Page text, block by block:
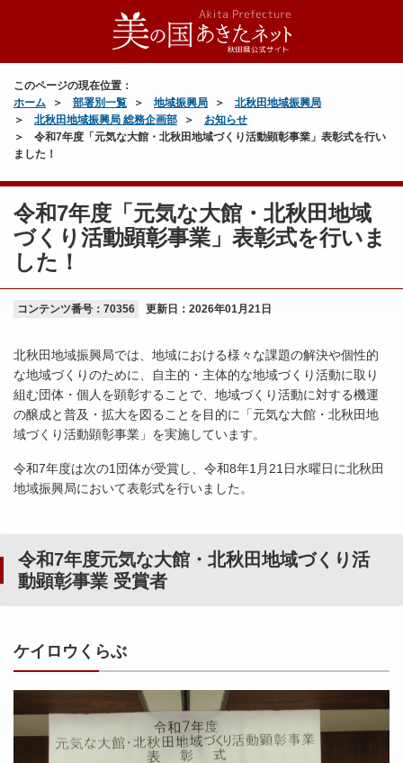
このページの現在位置：
ホーム
部署別一覧 地域振興局
北秋田地域振興局
北秋田地域振興局 総務企画部
お知らせ
令和7年度「元気な大館・北秋田地域づくり活動顕彰事業」表彰式を行い
ました！
令和7年度「元気な大館・北秋田地域
づくり活動顕彰事業」表彰式を行いま
した！
コンテンツ番号：70356 更新日： 2026年01月21日
北秋田地域振興局では、地域における様々な課題の解決や個性的
な地域づくりのために、自主的・主体的な地域づくり活動に取り
組む団体・個人を顕彰することで、地域づくり活動に対する機運
の醸成と普及・拡大を図ることを目的に「元気な大館・北秋田地
域づくり活動顕彰事業」を実施しています。
令和7年度は次の1団体が受賞し、令和8年1月21日水曜日に北秋田
地域振興局において表彰式を行いました。
令和7年度元気な大館・北秋田地域づくり活
動顕彰事業 受賞者
ケイロウくらぶ